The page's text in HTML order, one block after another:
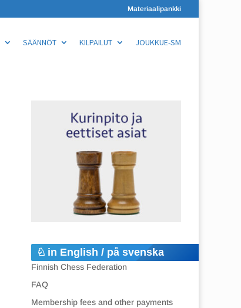
Materiaalipankki
SÄÄNNÖT KILPAILUT JOUKKUE-SM
in English / på svenska
Finnish Chess Federation
FAQ
Membership fees and other payments